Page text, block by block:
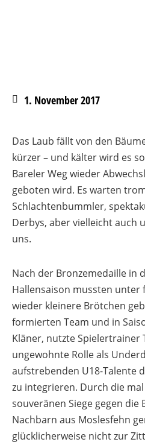
1. November 2017
Das Laub fällt von den
kürzer – und kälter wird es
Bareler Weg wieder
geboten wird. Es warten
Schlachtenbummler,
Derbys, aber vielleicht auch
uns.
Nach der Bronzemedaille in
Hallensaison mussten unter
wieder kleinere Brötchen
formierten Team und in
Kläner, nutzte Spielertrainer
ungewohnte Rolle als
aufstrebenden U18-Talente
zu integrieren. Durch die
souveränen Siege gegen die
Nachbarn aus Moslesfehn
glücklicherweise nicht zur